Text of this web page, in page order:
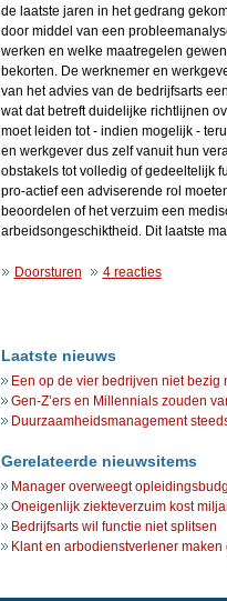
de laatste jaren in het gedrang
door middel van een
werken en welke maatregelen
bekorten. De werknemer en
van het advies van de bedrijfsarts
wat dat betreft duidelijke richtlijnen
moet leiden tot - indien mogelijk -
en werkgever dus zelf vanuit hun
obstakels tot volledig of gedeeltelijk
pro-actief een adviserende rol
beoordelen of het verzuim een
arbeidsongeschiktheid. Dit laatste
Doorsturen 4 reacties
Laatste nieuws
Een op de vier bedrijven niet bezig
Gen-Z’ers en Millennials zouden
Duurzaamheidsmanagement
Gerelateerde nieuwsitems
Manager overweegt
Oneigenlijk ziekteverzuim kost
Bedrijfsarts wil functie niet splitsen
Klant en arbodienstverlener